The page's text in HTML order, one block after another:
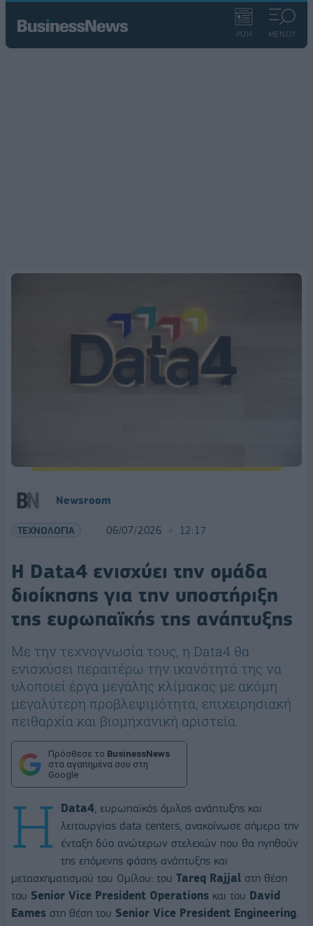
ΡΟΗ ΜΕΝΟΥ
Νewsroom
ΤΕΧΝΟΛΟΓΙΑ 06/07/2026 12:17
Η Data4 ενισχύει την ομάδα
διοίκησης για την υποστήριξη
της ευρωπαϊκής της ανάπτυξης
Με την τεχνογνωσία τους, η Data4 θα
ενισχύσει περαιτέρω την ικανότητά της να
υλοποιεί έργα μεγάλης κλίμακας με ακόμη
μεγαλύτερη προβλεψιμότητα, επιχειρησιακή
πειθαρχία και βιομηχανική αριστεία.
Πρόσθεσε το BusinessNews
στα αγαπημένα σου στη
Google
Η Data4, ευρωπαϊκός όμιλος ανάπτυξης και
λειτουργίας data centers, ανακοίνωσε σήμερα την
ένταξη δύο ανώτερων στελεχών που θα ηγηθούν
της επόμενης φάσης ανάπτυξης και
μετασχηματισμού του Ομίλου: του Tareq Rajjal στη θέση
του Senior Vice President Operations και του David
Eames στη θέση του Senior Vice President Engineering.